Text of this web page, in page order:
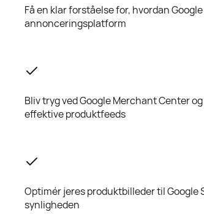
Få en klar forståelse for, hvordan
annonceringsplatform
Bliv tryg ved Google Merchant Center
effektive produktfeeds
Optimér jeres produktbilleder til Google
synligheden